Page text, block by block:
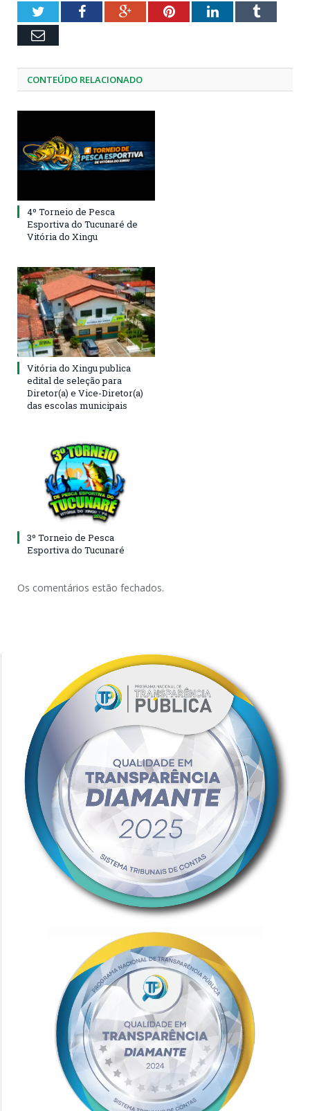
TwitterFacebookGoogle+PinterestLinkedInTumblr
Email
CONTEÚDO RELACIONADO
4º Torneio de Pesca
Esportiva do Tucunaré de
Vitória do Xingu
Vitória do Xingu publica
edital de seleção para
Diretor(a) e Vice-Diretor(a)
das escolas municipais
3º Torneio de Pesca
Esportiva do Tucunaré
Os comentários estão fechados.